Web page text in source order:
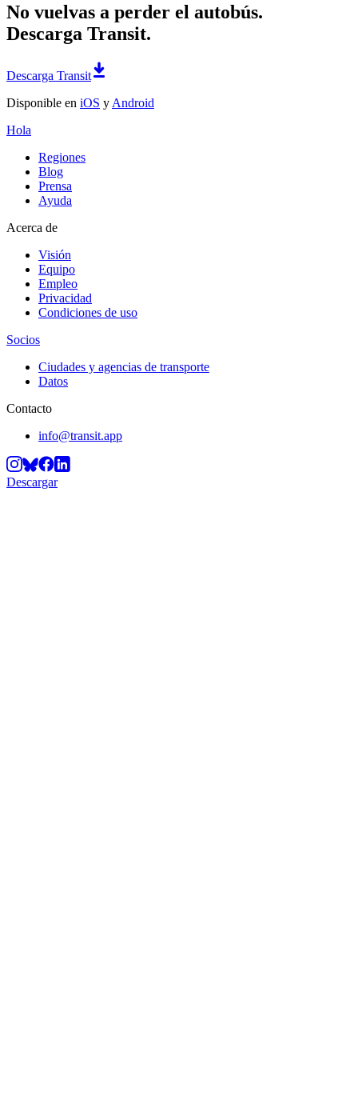
No vuelvas a perder el autobús.
Descarga Transit.
Descarga Transit
Disponible en iOS y Android
Hola
Regiones
Blog
Prensa
Ayuda
Acerca de
Visión
Equipo
Empleo
Privacidad
Condiciones de uso
Socios
Ciudades y agencias de transporte
Datos
Contacto
info@transit.app
Descargar